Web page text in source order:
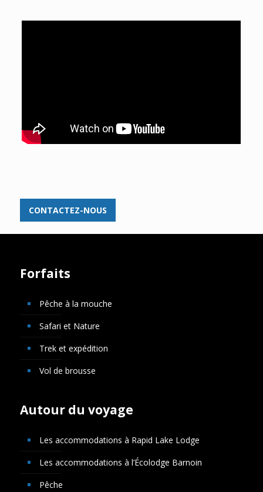
CONTACTEZ-NOUS
Forfaits
Pêche à la mouche
Safari et Nature
Trek et expédition
Vol de brousse
Autour du voyage
Les accommodations à Rapid Lake Lodge
Les accommodations à l’Écolodge Barnoin
Pêche